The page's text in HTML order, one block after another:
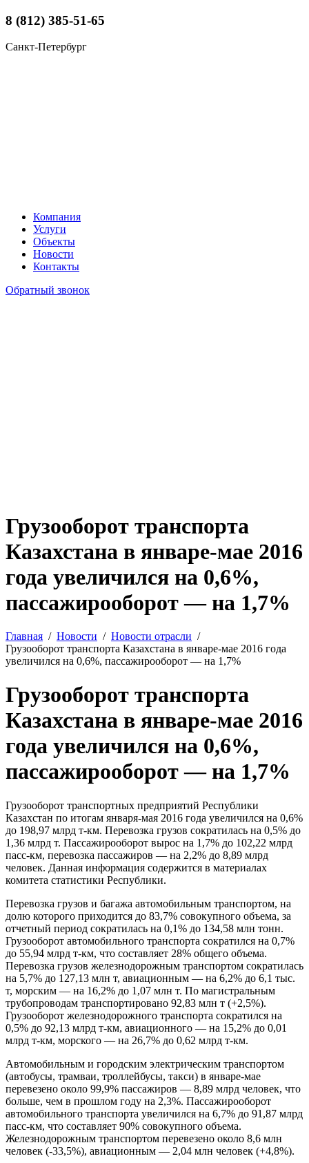
8 (812) 385-51-65
Санкт-Петербург
Компания
Услуги
Объекты
Новости
Контакты
Обратный звонок
Грузооборот транспорта
Казахстана в январе-мае 2016
года увеличился на 0,6%,
пассажирооборот — на 1,7%
Главная Новости
Новости отрасли
Грузооборот транспорта Казахстана в январе-мае 2016 года
увеличился на 0,6%, пассажирооборот — на 1,7%
Грузооборот транспорта
Казахстана в январе-мае 2016
года увеличился на 0,6%,
пассажирооборот — на 1,7%
Грузооборот транспортных предприятий Республики
Казахстан по итогам января-мая 2016 года увеличился на 0,6%
до 198,97 млрд т-км. Перевозка грузов сократилась на 0,5% до
1,36 млрд т. Пассажирооборот вырос на 1,7% до 102,22 млрд
пасс-км, перевозка пассажиров — на 2,2% до 8,89 млрд
человек. Данная информация содержится в материалах
комитета статистики Республики.
Перевозка грузов и багажа автомобильным транспортом, на
долю которого приходится до 83,7% совокупного объема, за
отчетный период сократилась на 0,1% до 134,58 млн тонн.
Грузооборот автомобильного транспорта сократился на 0,7%
до 55,94 млрд т-км, что составляет 28% общего объема.
Перевозка грузов железнодорожным транспортом сократилась
на 5,7% до 127,13 млн т, авиационным — на 6,2% до 6,1 тыс.
т, морским — на 16,2% до 1,07 млн т. По магистральным
трубопроводам транспортировано 92,83 млн т (+2,5%).
Грузооборот железнодорожного транспорта сократился на
0,5% до 92,13 млрд т-км, авиационного — на 15,2% до 0,01
млрд т-км, морского — на 26,7% до 0,62 млрд т-км.
Автомобильным и городским электрическим транспортом
(автобусы, трамваи, троллейбусы, такси) в январе-мае
перевезено около 99,9% пассажиров — 8,89 млрд человек, что
больше, чем в прошлом году на 2,3%. Пассажирооборот
автомобильного транспорта увеличился на 6,7% до 91,87 млрд
пасс-км, что составляет 90% совокупного объема.
Железнодорожным транспортом перевезено около 8,6 млн
человек (-33,5%), авиационным — 2,04 млн человек (+4,8%).